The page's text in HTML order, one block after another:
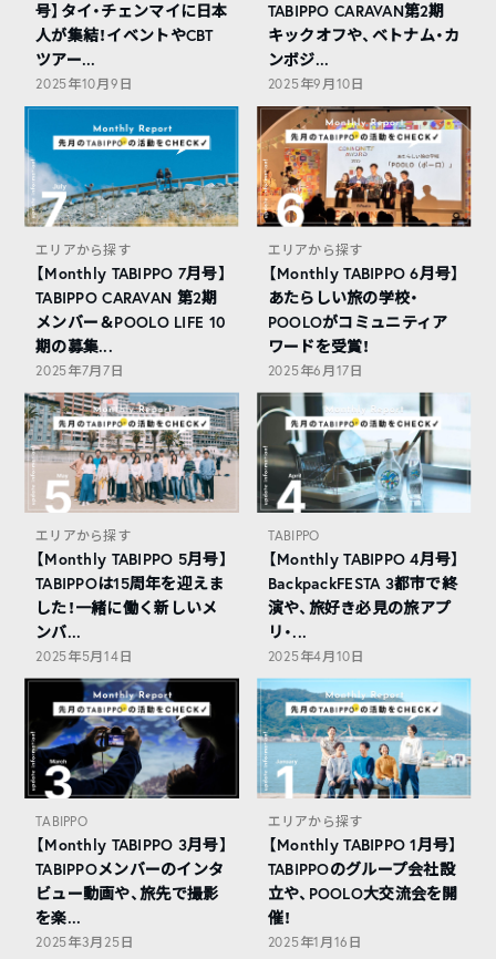
号】タイ・チェンマイに日本
人が集結！イベントやCBT
ツアー...
2025年10月9日
TABIPPO CARAVAN第2期
キックオフや、ベトナム・カ
ンボジ...
2025年9月10日
エリアから探す
【Monthly TABIPPO 7月号】
TABIPPO CARAVAN 第2期
メンバー＆POOLO LIFE 10
期の募集...
2025年7月7日
エリアから探す
【Monthly TABIPPO 6月号】
あたらしい旅の学校・
POOLOがコミュニティア
ワードを受賞！
2025年6月17日
エリアから探す
【Monthly TABIPPO 5月号】
TABIPPOは15周年を迎えま
した！一緒に働く新しいメ
ンバ...
2025年5月14日
TABIPPO
【Monthly TABIPPO 4月号】
BackpackFESTA 3都市で終
演や、旅好き必見の旅アプ
リ・...
2025年4月10日
TABIPPO
【Monthly TABIPPO 3月号】
TABIPPOメンバーのインタ
ビュー動画や、旅先で撮影
を楽...
2025年3月25日
エリアから探す
【Monthly TABIPPO 1月号】
TABIPPOのグループ会社設
立や、POOLO大交流会を開
催！
2025年1月16日